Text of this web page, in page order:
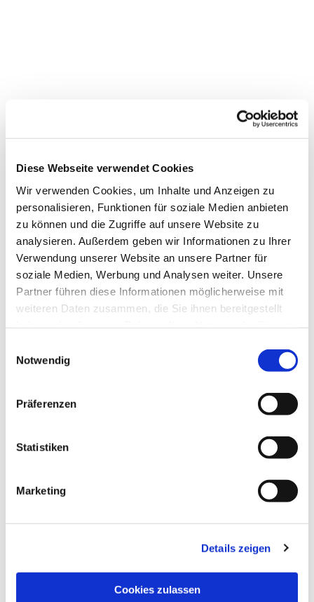
Diese Webseite verwendet Cookies
Wir verwenden Cookies, um Inhalte und Anzeigen zu
personalisieren, Funktionen für soziale Medien anbieten
zu können und die Zugriffe auf unsere Website zu
analysieren. Außerdem geben wir Informationen zu Ihrer
Verwendung unserer Website an unsere Partner für
soziale Medien, Werbung und Analysen weiter. Unsere
Partner führen diese Informationen möglicherweise mit
weiteren Daten zusammen, die Sie ihnen bereitgestellt
Notwendig
Präferenzen
Statistiken
Marketing
Details zeigen
Cookies zulassen
Dies könnte Sie auch
interessieren